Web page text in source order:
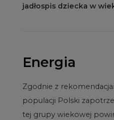
jadłospis dziecka w
Energia
Zgodnie z
populacji Polski
tej grupy wiekowej